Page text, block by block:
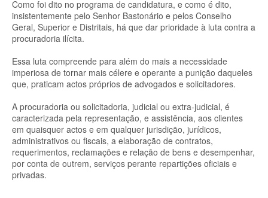
Como foi dito no programa de candidatura, e como é dito,
insistentemente pelo Senhor Bastonário e pelos Conselho
Geral, Superior e Distritais, há que dar prioridade à luta contra a
procuradoria ilícita.
Essa luta compreende para além do mais a necessidade
imperiosa de tornar mais célere e operante a punição daqueles
que, praticam actos próprios de advogados e solicitadores.
A procuradoria ou solicitadoria, judicial ou extra-judicial, é
caracterizada pela representação, e assistência, aos clientes
em quaisquer actos e em qualquer jurisdição, jurídicos,
administrativos ou fiscais, a elaboração de contratos,
requerimentos, reclamações e relação de bens e desempenhar,
por conta de outrem, serviços perante repartições oficiais e
privadas.